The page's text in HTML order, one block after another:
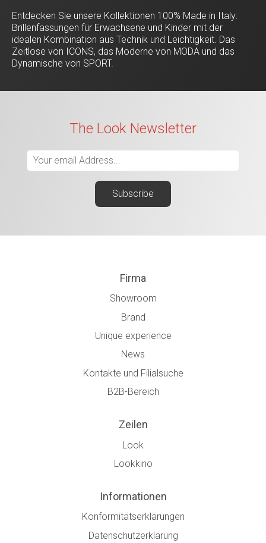
Entdecken Sie unsere Kollektionen 100% Made in Italy:
Brillenfassungen für Erwachsene und Kinder mit der
idealen Kombination aus Technik und Leichtigkeit. Das
Zeitlose von ICONS, das Moderne von MODA und das
Dynamische von SPORT.
The Look Newsletter
Firma
Showroom
Brand
Unique experience
News
Kontakte und Filialsuche
B2B-Bereich
Zeilen
Look
Lookkino
Informationen
Konformitätserklärungen
Datenschutzerklärung